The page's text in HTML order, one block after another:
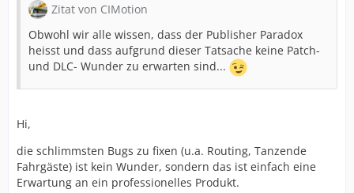
Zitat von CIMotion
Obwohl wir alle wissen, dass der Publisher Paradox
heisst und dass aufgrund dieser Tatsache keine Patch-
und DLC- Wunder zu erwarten sind...
Hi,
die schlimmsten Bugs zu fixen (u.a. Routing, Tanzende
Fahrgäste) ist kein Wunder, sondern das ist einfach eine
Erwartung an ein professionelles Produkt.